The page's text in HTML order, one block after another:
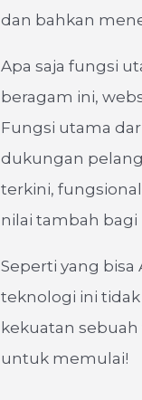
dan bahkan
Apa saja fungsi
beragam ini,
Fungsi utama
dukungan
terkini,
nilai tambah bagi
Seperti yang
teknologi ini
kekuatan
untuk memulai!